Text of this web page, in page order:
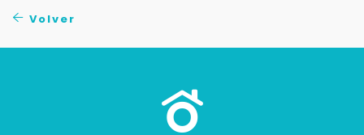
Volver